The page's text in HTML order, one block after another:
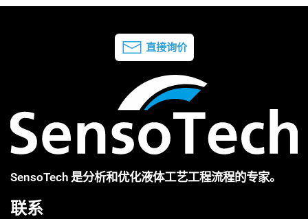
直接询价
SensoTech 是分析和优化液体工艺工程流程的专家。
联系